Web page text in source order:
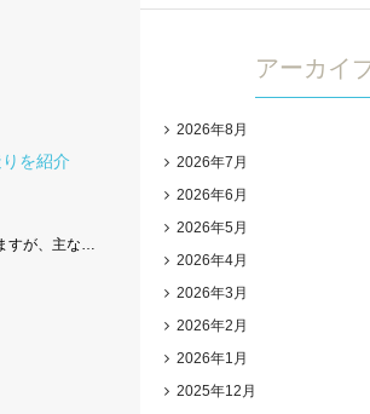
を紹介
すが、主な…
アーカイ
2026年8月
2026年7月
2026年6月
2026年5月
2026年4月
2026年3月
2026年2月
2026年1月
2025年12月